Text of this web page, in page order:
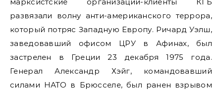
развязали волну анти-американского террора,
который потряс Западную Европу. Ричард Уэлш,
заведовавший офисом ЦРУ в Афинах, был
застрелен в Греции 23 декабря 1975 года.
Генерал Александр Хэйг, командовавший
силами НАТО в Брюсселе, был ранен взрывом